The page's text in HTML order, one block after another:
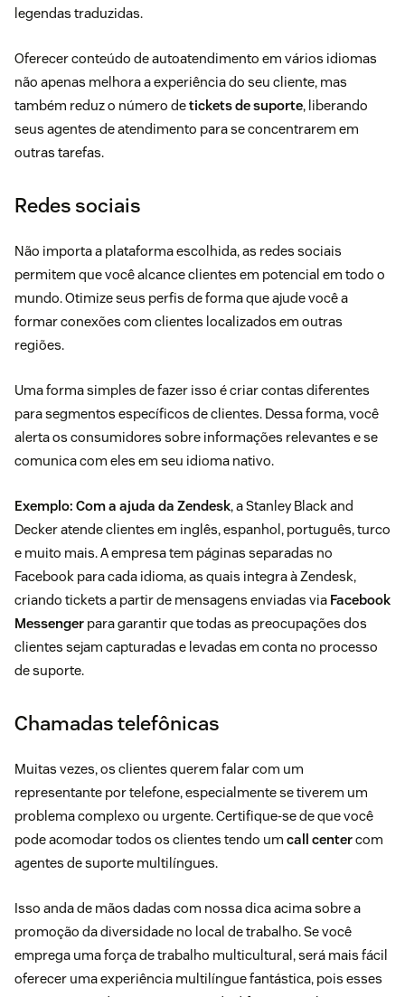
legendas traduzidas.
Oferecer conteúdo de autoatendimento em vários idiomas
não apenas melhora a experiência do seu cliente, mas
também reduz o número detickets de suporte, liberando
seus agentes de atendimento para se concentrarem em
outras tarefas.
Redes sociais
Não importa a plataforma escolhida, as redes sociais
permitem que você alcance clientes em potencial em todo o
mundo. Otimize seus perfis de forma que ajude você a
formar conexões com clientes localizados em outras
regiões.
Uma forma simples de fazer isso é criar contas diferentes
para segmentos específicos de clientes. Dessa forma, você
alerta os consumidores sobre informações relevantes e se
comunica com eles em seu idioma nativo.
Exemplo: Com a ajuda da Zendesk, a Stanley Black and
Decker atende clientes em inglês, espanhol, português, turco
e muito mais. A empresa tem páginas separadas no
Facebook para cada idioma, as quais integra à Zendesk,
criando tickets a partir de mensagens enviadas via Facebook
Messenger para garantir que todas as preocupações dos
clientes sejam capturadas e levadas em conta no processo
de suporte.
Chamadas telefônicas
Muitas vezes, os clientes querem falar com um
representante por telefone, especialmente se tiverem um
problema complexo ou urgente. Certifique-se de que você
pode acomodar todos os clientes tendo um call centercom
agentes de suporte multilíngues.
Isso anda de mãos dadas com nossa dica acima sobre a
promoção da diversidade no local de trabalho. Se você
emprega uma força de trabalho multicultural, será mais fácil
oferecer uma experiência multilíngue fantástica, pois esses